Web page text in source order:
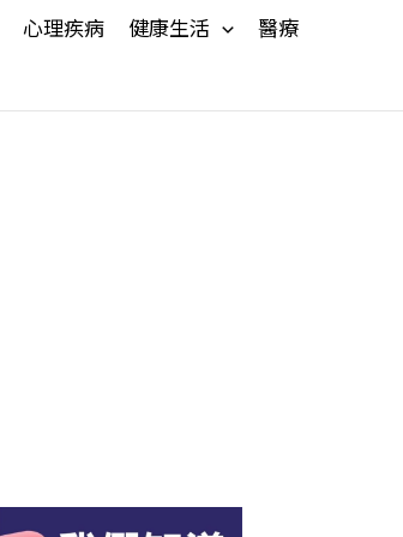
心理疾病 健康生活
醫療